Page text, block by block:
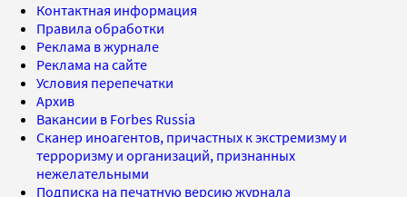
Контактная информация
Правила обработки
Реклама в журнале
Реклама на сайте
Условия перепечатки
Архив
Вакансии в Forbes Russia
Сканер иноагентов, причастных к экстремизму и
терроризму и организаций, признанных
нежелательными
Подписка на печатную версию журнала